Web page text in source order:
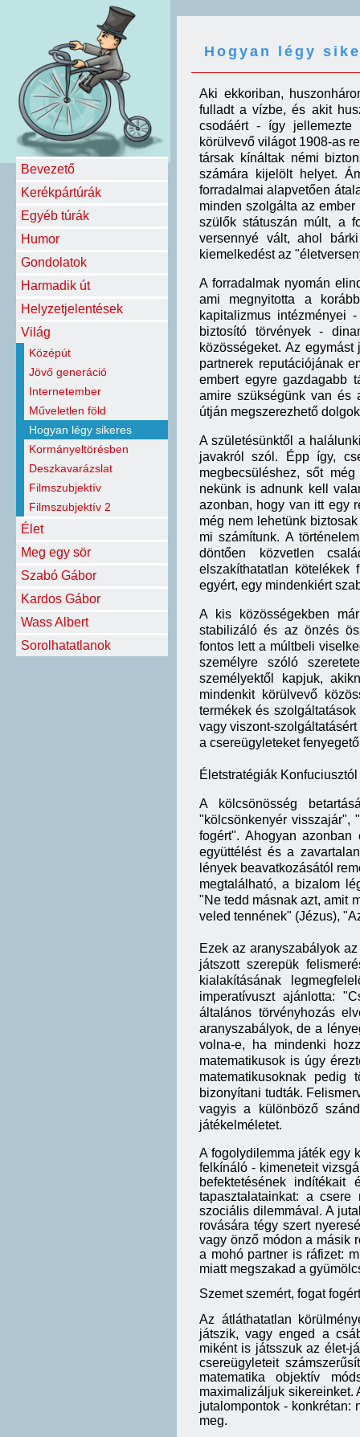
Bevezető
Kerékpártúrák
Egyéb túrák
Humor
Gondolatok
Harmadik út
Helyzetjelentések
Világ
Középút
Jövő generáció
Internetember
Műveletlen föld
Hogyan légy sikeres
Kormányeltörésben
Deszkavarázslat
Filmszubjektív
Filmszubjektív 2
Élet
Meg egy sör
Szabó Gábor
Kardos Gábor
Wass Albert
Sorolhatatlanok
Hogyan légy
Aki ekkoriban,
fulladt a vízbe, és akit
csodáért - így jellemezte
körülvevő világot 1908-as
társak kínáltak némi
számára kijelölt helyet.
forradalmai alapvetően
minden szolgálta az
szülők státuszán múlt, a
versennyé vált, ahol
kiemelkedést az
A forradalmak nyomán
ami megnyitotta a
kapitalizmus
biztosító törvények -
közösségeket. Az
partnerek reputációjának
embert egyre gazdagabb
amire szükségünk van és
útján megszerezhető
A születésünktől a
javakról szól. Épp így,
megbecsüléshez, sőt
nekünk is adnunk kell
azonban, hogy van itt egy
még nem lehetünk
mi számítunk. A
döntően közvetlen
elszakíthatatlan
egyért, egy mindenkiért
A kis közösségekben
stabilizáló és az önzés
fontos lett a múltbeli
személyre szóló
személyektől kapjuk,
mindenkit körülvevő
termékek és
vagy viszont-
a csereügyleteket
Életstratégiák
A kölcsönösség
"kölcsönkenyér visszajár",
fogért". Ahogyan
együttélést és a
lények beavatkozásától
megtalálható, a bizalom
"Ne tedd másnak azt, amit
veled tennének" (Jézus),
Ezek az aranyszabályok
játszott szerepük
kialakításának
imperatívuszt ajánlotta:
általános törvényhozás
aranyszabályok, de a
volna-e, ha mindenki
matematikusok is úgy
matematikusoknak pedig
bizonyítani tudták.
vagyis a különböző
játékelméletet.
A fogolydilemma játék egy
felkínáló - kimeneteit
befektetésének indítékait
tapasztalatainkat: a csere
szociális dilemmával. A
rovására tégy szert
vagy önző módon a másik
a mohó partner is ráfizet:
miatt megszakad a
Szemet szemért, fogat fogért
Az átláthatatlan
játszik, vagy enged a
miként is játsszuk az élet-
csereügyleteit
matematika objektív
maximalizáljuk sikereinket.
jutalompontok - konkrétan:
meg.